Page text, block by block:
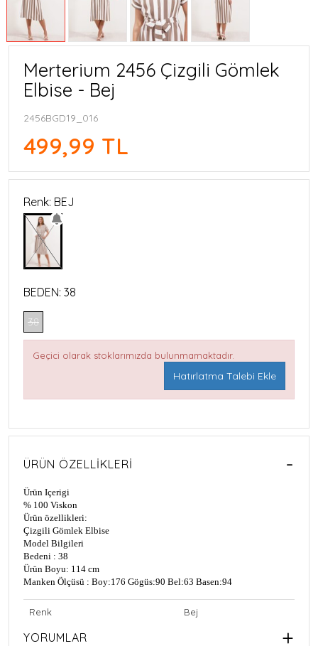
Merterium 2456 Çizgili Gömlek
Elbise - Bej
2456BGD19_016
499,99 TL
Renk: BEJ
BEDEN: 38
38
Geçici olarak stoklarımızda bulunmamaktadır.
Hatırlatma Talebi Ekle
ÜRÜN ÖZELLIKLERI
Ürün Içerigi
% 100 Viskon
Ürün özellikleri:
Çizgili Gömlek Elbise
Model Bilgileri
Bedeni : 38
Ürün Boyu: 114 cm
Manken Ölçüsü : Boy:176 Gögüs:90 Bel:63 Basen:94
Renk Bej
YORUMLAR